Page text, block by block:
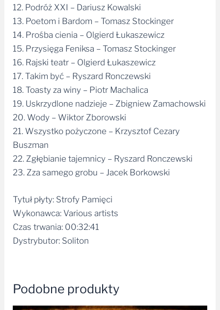
13. Poetom i Bardom – Tomasz Stockinger
14. Prośba cienia – Olgierd Łukaszewicz
15. Przysięga Feniksa – Tomasz Stockinger
16. Rajski teatr – Olgierd Łukaszewicz
17. Takim być – Ryszard Ronczewski
18. Toasty za winy – Piotr Machalica
19. Uskrzydlone nadzieje – Zbigniew Zamachowski
20. Wody – Wiktor Zborowski
21. Wszystko pożyczone – Krzysztof Cezary
Buszman
22. Zgłębianie tajemnicy – Ryszard Ronczewski
23. Zza samego grobu – Jacek Borkowski
Wykonawca: Various artists
Czas trwania: 00:32:41
Dystrybutor: Soliton